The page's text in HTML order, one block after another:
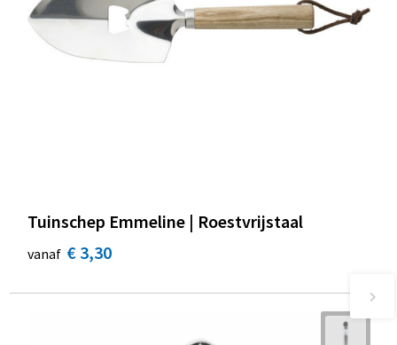
Tuinschep Emmeline | Roestvrijstaal
vanaf € 3,30